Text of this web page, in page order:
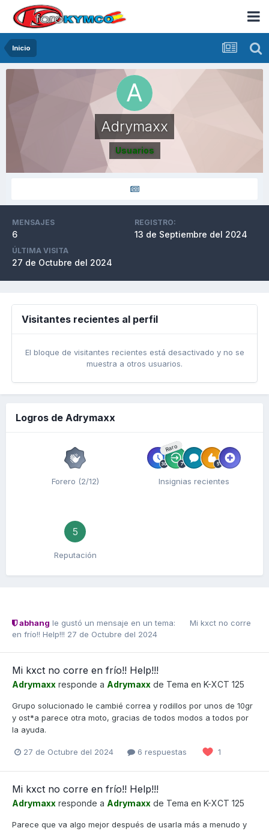
Inicio
Adrymaxx
Usuarios
MENSAJES
6
REGISTRO:
13 de Septiembre del 2024
ÚLTIMA VISITA
27 de Octubre del 2024
Visitantes recientes al perfil
El bloque de visitantes recientes está desactivado y no se
muestra a otros usuarios.
Logros de Adrymaxx
Forero (2/12)
Raro
Insignias recientes
5
Reputación
abhang le gustó un mensaje en un tema:
Mi kxct no corre
en frío!! Help!!! 27 de Octubre del 2024
Mi kxct no corre en frío!! Help!!!
Adrymaxx responde a Adrymaxx de Tema en K-XCT 125
Grupo solucionado le cambié correa y rodillos por unos de 10gr
y ost*a parece otra moto, gracias de todos modos a todos por
la ayuda.
27 de Octubre del 2024 6 respuestas 1
Mi kxct no corre en frío!! Help!!!
Adrymaxx responde a Adrymaxx de Tema en K-XCT 125
Parece que va algo mejor después de usarla más a menudo y